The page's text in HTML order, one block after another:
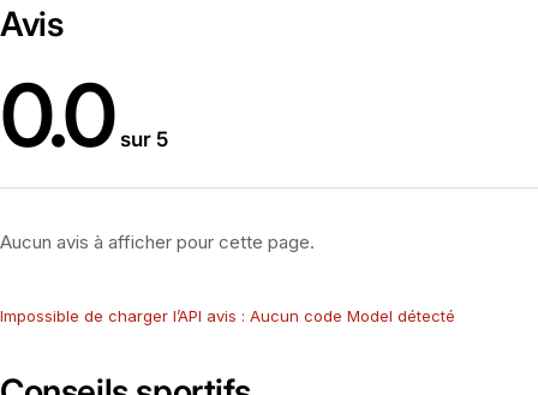
Avis
0.0 sur 5
Aucun avis à afficher pour cette page.
Impossible de charger l’API avis : Aucun code Model détecté